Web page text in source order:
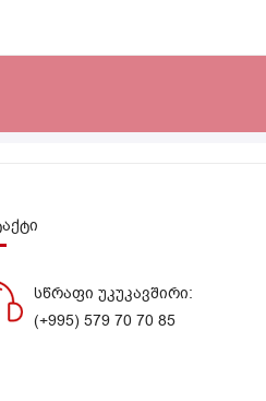
სწრაფი უკუკავშირი:
(+995) 579 70 70 85